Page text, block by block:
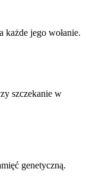
każde jego wołanie.
szczekanie w
genetyczną.